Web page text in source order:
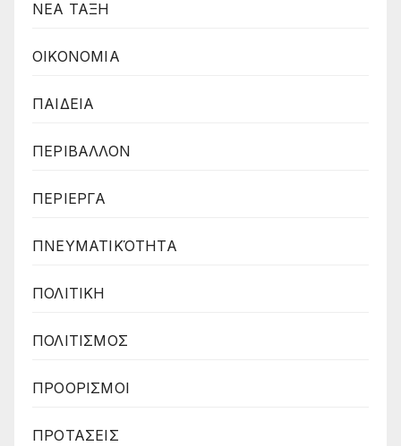
ΝΕΑ ΤΑΞΗ
ΟΙΚΟΝΟΜΙΑ
ΠΑΙΔΕΙΑ
ΠΕΡΙΒΑΛΛΟΝ
ΠΕΡΙΕΡΓΑ
ΠΝΕΥΜΑΤΙΚΌΤΗΤΑ
ΠΟΛΙΤΙΚΗ
ΠΟΛΙΤΙΣΜΟΣ
ΠΡΟΟΡΙΣΜΟΙ
ΠΡΟΤΑΣΕΙΣ